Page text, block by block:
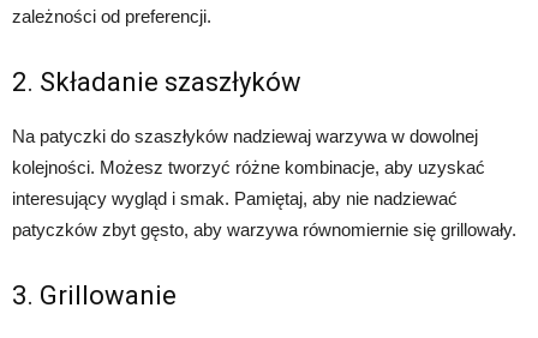
zależności od preferencji.
2. Składanie szaszłyków
Na patyczki do szaszłyków nadziewaj warzywa w dowolnej
kolejności. Możesz tworzyć różne kombinacje, aby uzyskać
interesujący wygląd i smak. Pamiętaj, aby nie nadziewać
patyczków zbyt gęsto, aby warzywa równomiernie się grillowały.
3. Grillowanie